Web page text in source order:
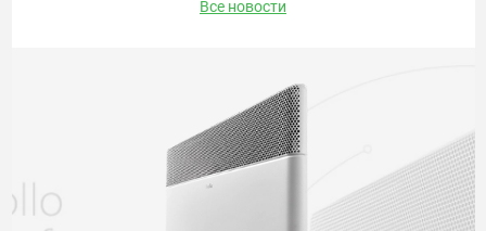
Все новости